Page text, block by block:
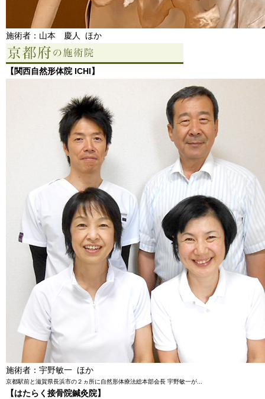
施術者：山本 慶人 ほか
【関西自然形体院 ICHI】
施術者：宇野敏一 ほか
京都駅前と滋賀県長浜市の２ヵ所に自然形体療法総本部会長 宇野敏一が...
【はたらく接骨院鍼灸院】